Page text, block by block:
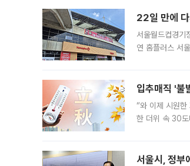
22일 만에
서울월드컵경
연 홈플러스 서
입추매직 '불
“와 이제 시원
한 더위 속 30도
서울시, 정